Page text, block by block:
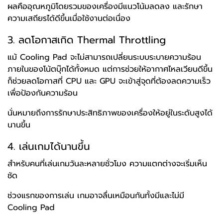
ผลคืออุณหภูมิโดยรวมของเครื่องมีแนวโน้มลดลง และรักษา
ความเสถียรได้ดีขึ้นเมื่อใช้งานต่อเนื่อง
3. ลดโอกาสเกิด Thermal Throttling
แม้ Cooling Pad จะไม่สามารถเปลี่ยนระบบระบายความร้อน
ภายในของโน้ตบุ๊กได้ทั้งหมด แต่การช่วยให้อากาศไหลเวียนดีขึ้น
ก็ช่วยลดโอกาสที่ CPU และ GPU จะเข้าสู่จุดที่ต้องลดความเร็ว
เพื่อป้องกันความร้อน
นั่นหมายถึงการรักษาประสิทธิภาพของเครื่องให้อยู่ในระดับสูงได้
นานขึ้น
4. เล่นเกมได้นานขึ้น
สำหรับคนที่เล่นเกมวันละหลายชั่วโมง ความแตกต่างจะเริ่มเห็น
ชัด
ช่วงแรกของการเล่น เกมอาจลื่นเหมือนกันทั้งมีและไม่มี
Cooling Pad